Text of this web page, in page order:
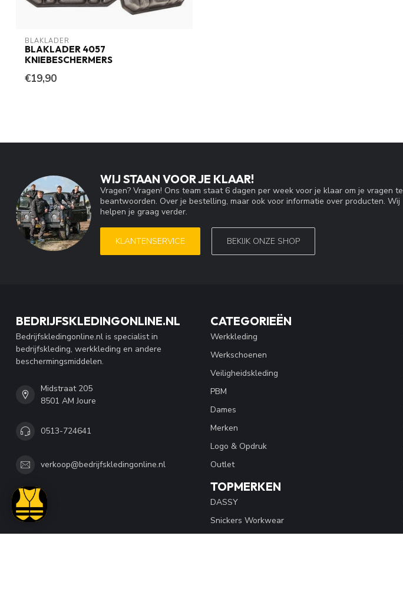
BLAKLADER
BLAKLADER 4057
KNIEBESCHERMERS
€19,90
WIJ STAAN VOOR JE KLAAR!
Vragen? Vragen! Ons team staat 6 dagen per week voor je klaar om je vragen te
beantwoorden. Over je bestelling, maar ook voor informatie over producten. Wij
helpen je graag verder.
KLANTENSERVICE BEKIJK ONZE SHOP
BEDRIJFSKLEDINGONLINE.NL
Bedrijfskledingonline.nl is specialist in
bedrijfskleding, werkkleding en andere
beschermingsmiddelen.
Midstraat 205
8501 AM Joure
0513-724641
verkoop@bedrijfskledingonline.nl
CATEGORIEËN
Werkkleding
Werkschoenen
Veiligheidskleding
PBM
Dames
Merken
Logo & Opdruk
Outlet
TOPMERKEN
DASSY
Snickers Workwear